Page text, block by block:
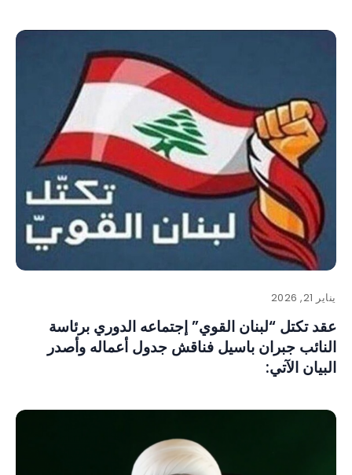
يناير 21, 2026
‏عقد تكتل “لبنان القوي” إجتماعه الدوري برئاسة
النائب جبران باسيل فناقش جدول أعماله وأصدر
البيان الآتي: